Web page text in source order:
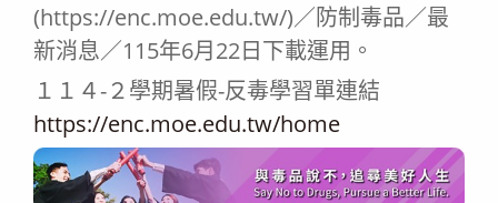
(https://enc.moe.edu.tw/)／防制毒品／最
新消息／115年6月22日下載運用。
１１４-２學期暑假-反毒學習單連結
https://enc.moe.edu.tw/home